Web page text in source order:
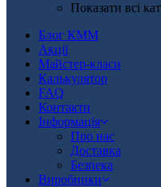
Показати всі
Блог КММ
Акції
Майстер-класи
Калькулятор
FAQ
Контакти
Інформація
Про нас
Доставка
Безпека
Виробники